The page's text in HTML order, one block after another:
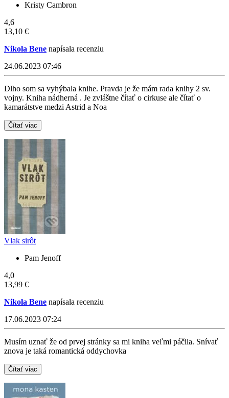
Kristy Cambron
4,6
13,10 €
Nikola Bene napísala recenziu
24.06.2023 07:46
Dlho som sa vyhýbala knihe. Pravda je že mám rada knihy 2 sv.
vojny. Kniha nádherná . Je zvláštne čítať o cirkuse ale čítať o
kamarátstve medzi Astrid a Noa
Čítať viac
Vlak sirôt
Pam Jenoff
4,0
13,99 €
Nikola Bene napísala recenziu
17.06.2023 07:24
Musím uznať že od prvej stránky sa mi kniha veľmi páčila. Snívať
znova je taká romantická oddychovka
Čítať viac